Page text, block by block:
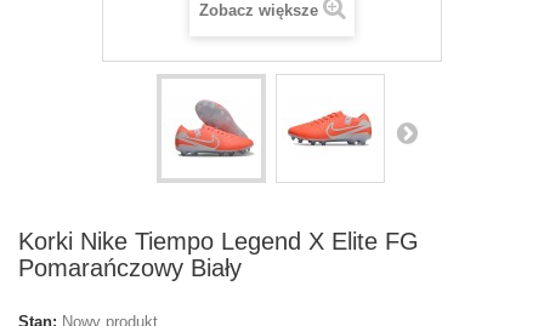
Zobacz większe
Korki Nike Tiempo Legend X Elite FG
Pomarańczowy Biały
Stan: Nowy produkt